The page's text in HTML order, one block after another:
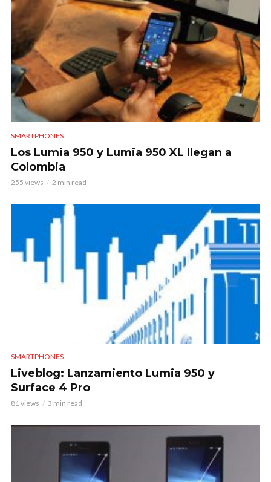
SMARTPHONES
Los Lumia 950 y Lumia 950 XL llegan a
Colombia
255 views 2 min read
SMARTPHONES
Liveblog: Lanzamiento Lumia 950 y
Surface 4 Pro
81 views 3 min read